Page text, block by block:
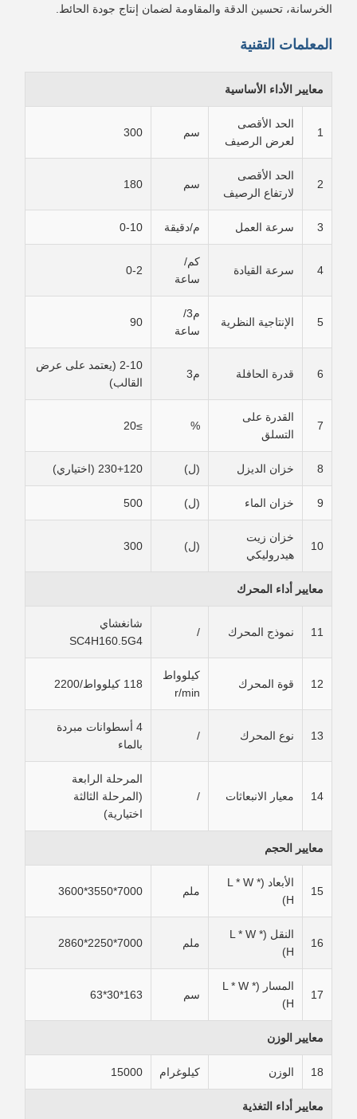
الخرسانة، تحسين الدقة والمقاومة لضمان إنتاج جودة الحائط.
المعلمات التقنية
معايير الأداء الأساسية
1
الحد الأقصى
لعرض الرصيف
سم 300
2
الحد الأقصى
لارتفاع الرصيف
سم 180
3 سرعة العمل م/دقيقة 0-10
4 سرعة القيادة
كم/
ساعة
0-2
5 الإنتاجية النظرية
م3/
ساعة
90
6 قدرة الحافلة م3
2-10 (يعتمد على عرض
القالب)
7
القدرة على
التسلق
%
≥20
8 خزان الديزل (ل) 230+120 (اختياري)
9 خزان الماء (ل) 500
10
خزان زيت
هيدروليكي
(ل) 300
معايير أداء المحرك
11 نموذج المحرك /
شانغشاي
SC4H160.5G4
12 قوة المحرك
كيلوواط
r/min
118 كيلوواط/2200
13 نوع المحرك /
4 أسطوانات مبردة
بالماء
14 معيار الانبعاثات /
المرحلة الرابعة
(المرحلة الثالثة
اختيارية)
معايير الحجم
15
الأبعاد (L * W *
H)
ملم 7000*3550*3600
16
النقل (L * W *
H)
ملم 7000*2250*2860
17
المسار (L * W *
H)
سم 163*30*63
معايير الوزن
18 الوزن كيلوغرام 15000
معايير أداء التغذية